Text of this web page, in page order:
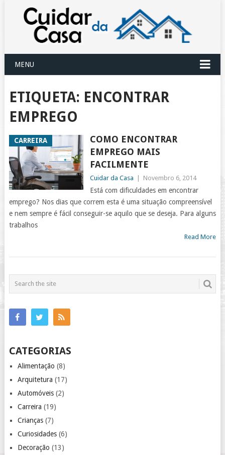
MENU
ETIQUETA: ENCONTRAR
EMPREGO
CARREIRA
COMO ENCONTRAR
EMPREGO MAIS
FACILMENTE
Cuidar da Casa Novembro 6, 2014
Está com dificuldades em encontrar
emprego? Nos dias que correm esta é uma situação compreensível
e nem sempre é fácil conseguir-se aquilo que se deseja. Para alguns
trabalhos
Read More
CATEGORIAS
Alimentação (8)
Arquitetura (17)
Automóveis(2)
Carreira (19)
Crianças(7)
Curiosidades(6)
Decoração (13)